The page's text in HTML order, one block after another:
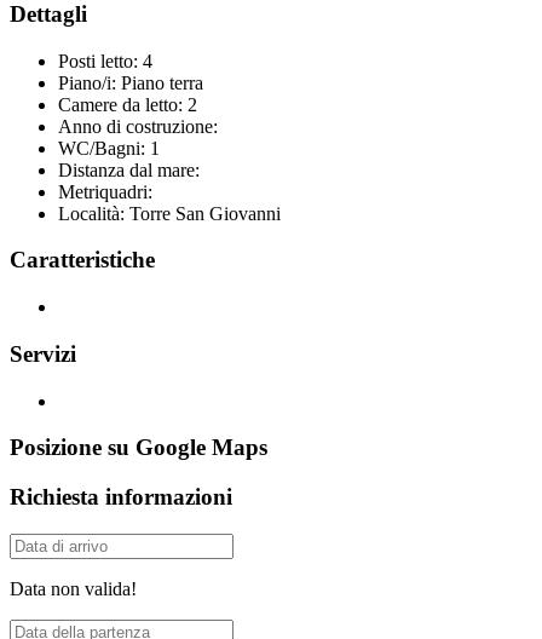
Dettagli
Posti letto: 4
Piano/i: Piano terra
Camere da letto: 2
Anno di costruzione:
WC/Bagni: 1
Distanza dal mare:
Metriquadri:
Località: Torre San Giovanni
Caratteristiche
Servizi
Posizione su Google Maps
Richiesta informazioni
Data non valida!